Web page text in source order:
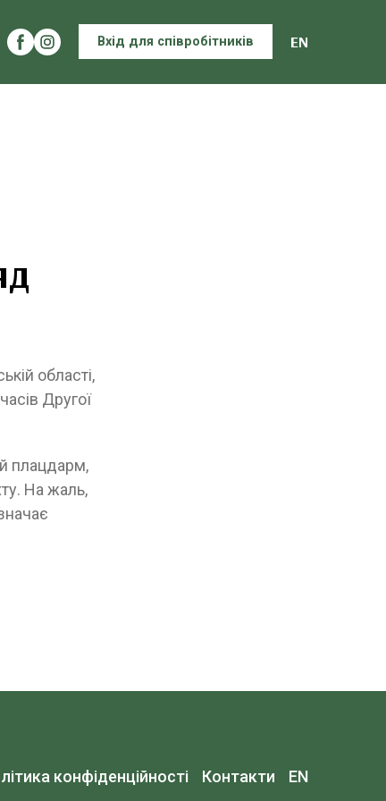
Вхід для співробітників EN
області,
Другої
плацдарм,
На жаль,
конфіденційності Контакти EN